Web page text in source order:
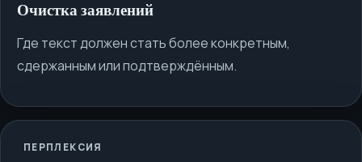
Очистка заявлений
Где текст должен стать более конкретным,
сдержанным или подтверждённым.
ПЕРПЛЕКСИЯ